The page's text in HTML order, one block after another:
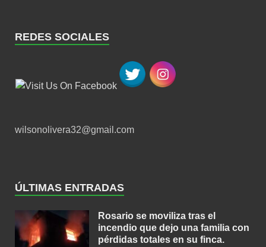
REDES SOCIALES
wilsonolivera32@gmail.com
ÚLTIMAS ENTRADAS
Rosario se moviliza tras el
incendio que dejo una familia con
pérdidas totales en su finca.